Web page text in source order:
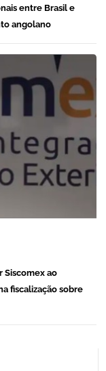
entre Brasil e
angolano
Siscomex ao
fiscalização sobre